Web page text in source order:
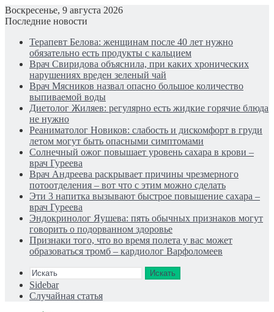
Воскресенье, 9 августа 2026
Последние новости
Терапевт Белова: женщинам после 40 лет нужно
обязательно есть продукты с кальцием
Врач Свиридова объяснила, при каких хронических
нарушениях вреден зеленый чай
Врач Мясников назвал опасно большое количество
выпиваемой воды
Диетолог Жиляев: регулярно есть жидкие горячие блюда
не нужно
Реаниматолог Новиков: слабость и дискомфорт в груди
летом могут быть опасными симптомами
Солнечный ожог повышает уровень сахара в крови –
врач Гуреева
Врач Андреева раскрывает причины чрезмерного
потоотделения – вот что с этим можно сделать
Эти 3 напитка вызывают быстрое повышение сахара –
врач Гуреева
Эндокринолог Яушева: пять обычных признаков могут
говорить о подорванном здоровье
Признаки того, что во время полета у вас может
образоваться тромб – кардиолог Варфоломеев
Искать
Sidebar
Случайная статья